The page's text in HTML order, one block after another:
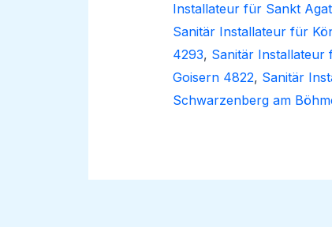
Installateur für Sankt
Sanitär Installateur für
4293, Sanitär Installateur
Goisern 4822, Sanitär
Schwarzenberg am